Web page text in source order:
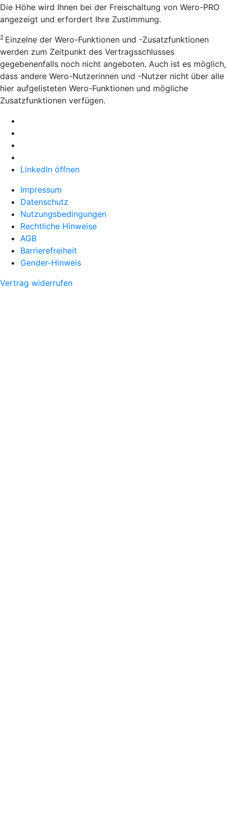
Die Höhe wird Ihnen bei der Freischaltung von Wero-PRO
angezeigt und erfordert Ihre Zustimmung.
2 Einzelne der Wero-Funktionen und -Zusatzfunktionen
werden zum Zeitpunkt des Vertragsschlusses
gegebenenfalls noch nicht angeboten. Auch ist es möglich,
dass andere Wero-Nutzerinnen und -Nutzer nicht über alle
hier aufgelisteten Wero-Funktionen und mögliche
Zusatzfunktionen verfügen.
LinkedIn öffnen
Impressum
Datenschutz
Nutzungsbedingungen
Rechtliche Hinweise
AGB
Barrierefreiheit
Gender-Hinweis
Vertrag widerrufen